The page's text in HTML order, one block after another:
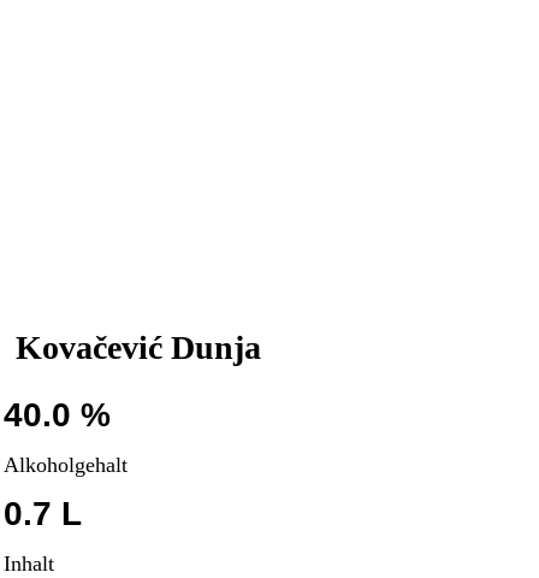
Kovačević Dunja
40.0 %
Alkoholgehalt
0.7 L
Inhalt